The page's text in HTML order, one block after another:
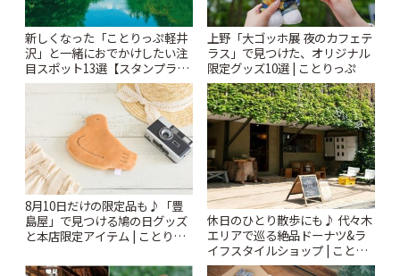
新しくなった「ことりっぷ軽井
沢」と一緒におでかけしたい注
目スポット13選【スタンプラリ
ー開催中】 | ことりっぷ
上野「大ゴッホ展 夜のカフェテ
ラス」で見つけた、オリジナル
限定グッズ10選 | ことりっぷ
8月10日だけの限定品も♪「豊
島屋」で見つける鳩の日グッズ
と本店限定アイテム | ことりっ
休日のひとり散歩にも♪ 代々木
エリアで巡る絶品ドーナツ&ラ
イフスタイルショップ | ことり
っぷ